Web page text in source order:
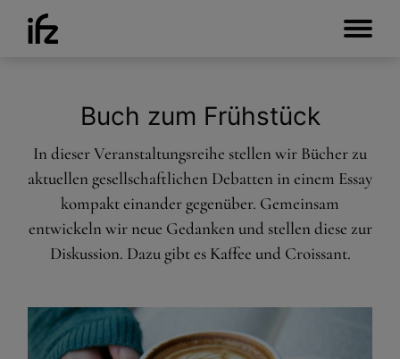
Buch zum Frühstück
In dieser Veranstaltungsreihe stellen wir Bücher zu
aktuellen gesellschaftlichen Debatten in einem Essay
kompakt einander gegenüber. Gemeinsam
entwickeln wir neue Gedanken und stellen diese zur
Diskussion. Dazu gibt es Kaffee und Croissant.